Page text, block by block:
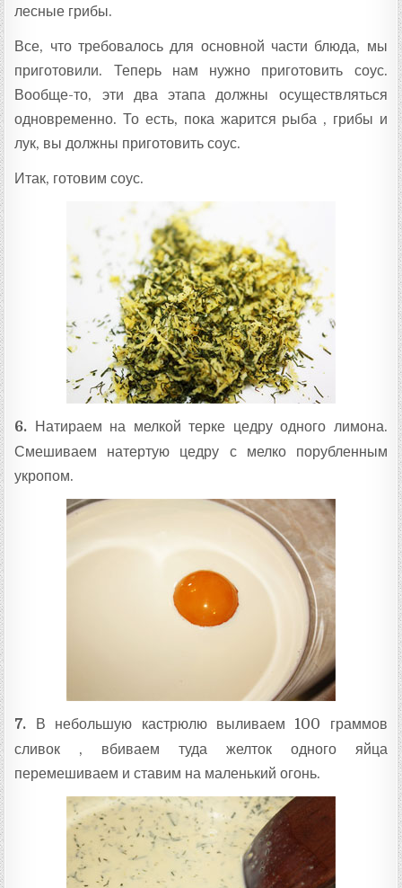
лесные грибы.
Все, что требовалось для основной части блюда, мы
приготовили. Теперь нам нужно приготовить соус.
Вообще-то, эти два этапа должны осуществляться
одновременно. То есть, пока жарится рыба , грибы и
лук, вы должны приготовить соус.
Итак, готовим соус.
6. Натираем на мелкой терке цедру одного лимона.
Смешиваем натертую цедру с мелко порубленным
укропом.
7. В небольшую кастрюлю выливаем 100 граммов
сливок , вбиваем туда желток одного яйца
перемешиваем и ставим на маленький огонь.